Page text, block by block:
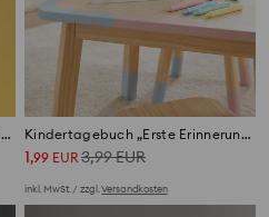
Ékszertartó zenélő dobozzal Toy Story Kindertagebuch „Erste Erinnerungen”
1,99 EUR3,99EUR
inkl. MwSt. / zzgl.Versandkosten